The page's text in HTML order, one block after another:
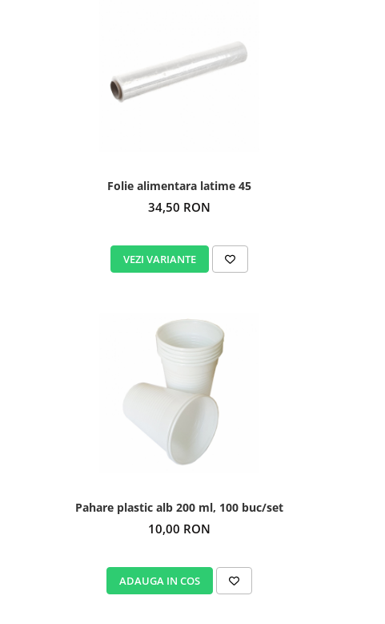
Folie alimentara latime 45
34,50 RON
VEZI VARIANTE
Pahare plastic alb 200 ml, 100 buc/set
10,00 RON
ADAUGA IN COS